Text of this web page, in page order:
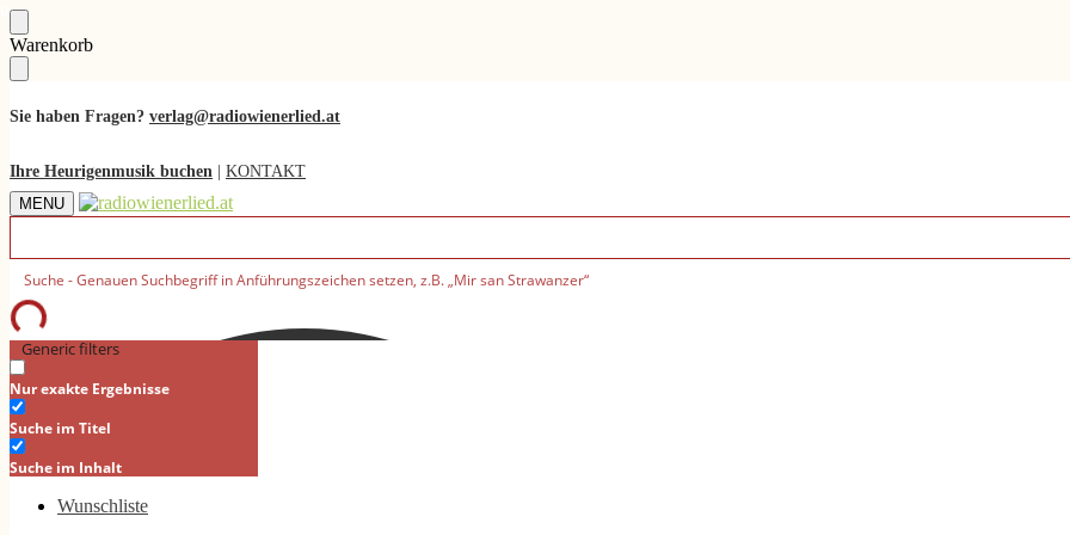
Skip
to
navigation
Skip
to
content
Warenkorb
Sie haben Fragen? verlag@radiowienerlied.at
Ihre Heurigenmusik buchen
KONTAKT
MENU
Generic filters
Nur exakte Ergebnisse
Suche im Titel
Suche im Inhalt
Wunschliste